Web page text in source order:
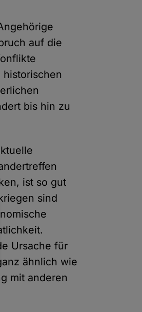
auf die
bis hin zu
ist so gut
sind
Ursache für
ähnlich wie
mit anderen